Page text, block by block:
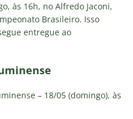
às 16h, no Alfredo Jaconi,
Brasileiro. Isso
entregue ao
– 18/05 (domingo), às